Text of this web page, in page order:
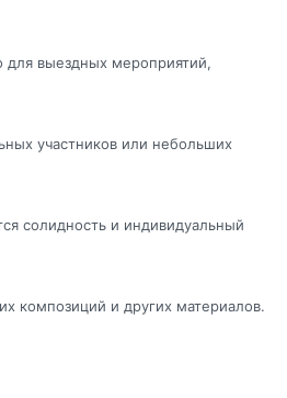
для выездных мероприятий,
участников или небольших
солидность и индивидуальный
композиций и других материалов.